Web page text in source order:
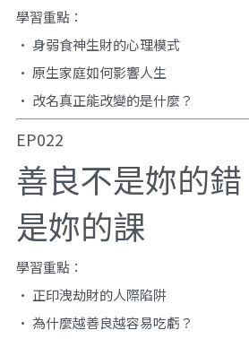
學習重點：
• 身弱食神生財的心理模式
• 原生家庭如何影響人生
• 改名真正能改變的是什麼？
EP022
善良不是妳的
是妳的課
學習重點：
• 正印洩劫財的人際陷阱
• 為什麼越善良越容易吃虧？